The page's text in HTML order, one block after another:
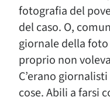
fotografia del
del caso. O,
giornale della
proprio non
C’erano
cose. Abili a farsi